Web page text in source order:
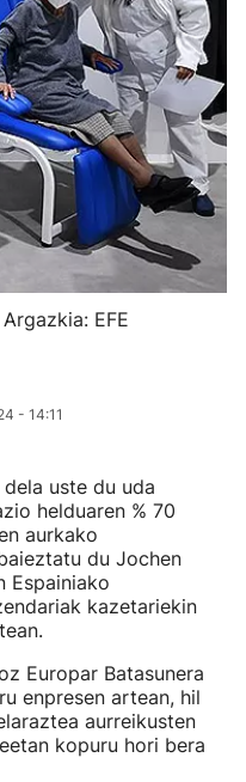
EFE
- 14:11
uste du uda
helduaren % 70
aurkako
du Jochen
Espainiako
kazetariekin
Europar Batasunera
enpresen artean, hil
aurreikusten
kopuru hori bera